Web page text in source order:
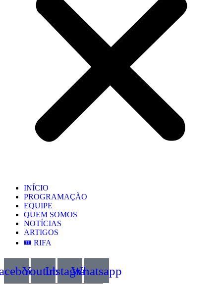
INÍCIO
PROGRAMAÇÃO
EQUIPE
QUEM SOMOS
NOTÍCIAS
ARTIGOS
🎟️ RIFA
YoutubeInstagramWhatsapp